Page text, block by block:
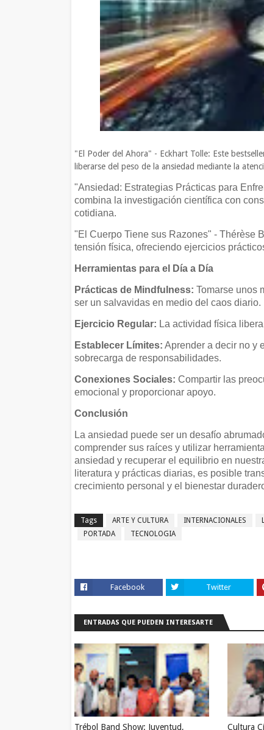
"El Poder del Ahora" - Eckhart Tolle: Este
liberarse del peso de la ansiedad mediante la
"Ansiedad: Estrategias Prácticas para
combina la investigación científica con
cotidiana.
"El Cuerpo Tiene sus Razones" - Thérèse
tensión física, ofreciendo ejercicios
Herramientas para el Día a Día
Prácticas de Mindfulness: Tomarse unos
ser un salvavidas en medio del caos diario.
Ejercicio Regular: La actividad física
Establecer Límites: Aprender a decir no y
sobrecarga de responsabilidades.
Conexiones Sociales: Compartir las
emocional y proporcionar apoyo.
Conclusión
La ansiedad puede ser un desafío
comprender sus raíces y utilizar
ansiedad y recuperar el equilibrio en
literatura y prácticas diarias, es posible
crecimiento personal y el bienestar
Tags ARTE Y CULTURA INTERNACIONALES
PORTADA
TECNOLOGIA
Facebook Twitter
ENTRADAS QUE PUEDEN INTERESARTE
Trébol Band Show: Juventud, Cultura